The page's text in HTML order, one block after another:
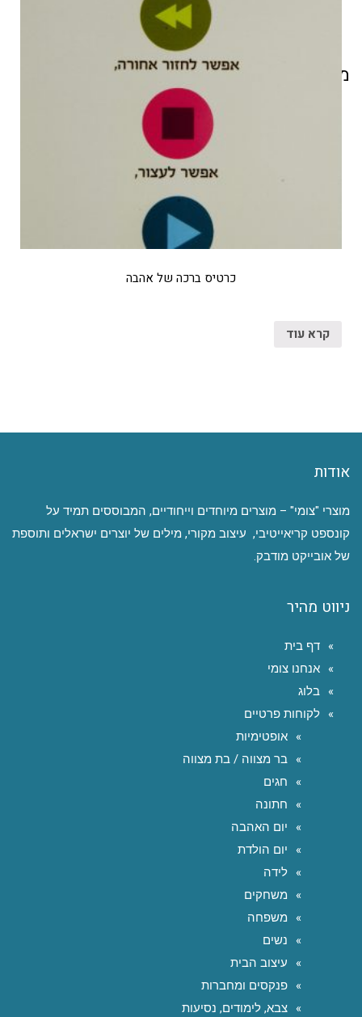
מוצרים קשורים
כרטיס ברכה של אהבה
קרא עוד
אודות
מוצרי "צומי" – מוצרים מיוחדים וייחודיים, המבוססים תמיד על
קונספט קריאייטיבי, עיצוב מקורי, מילים של יוצרים ישראלים ותוספת
של אובייקט מודבק.
ניווט מהיר
דף בית
אנחנו צומי
בלוג
לקוחות פרטיים
אופטימיות
בר מצווה / בת מצווה
חגים
חתונה
יום האהבה
יום הולדת
לידה
משחקים
משפחה
נשים
עיצוב הבית
פנקסים ומחברות
צבא, לימודים, נסיעות